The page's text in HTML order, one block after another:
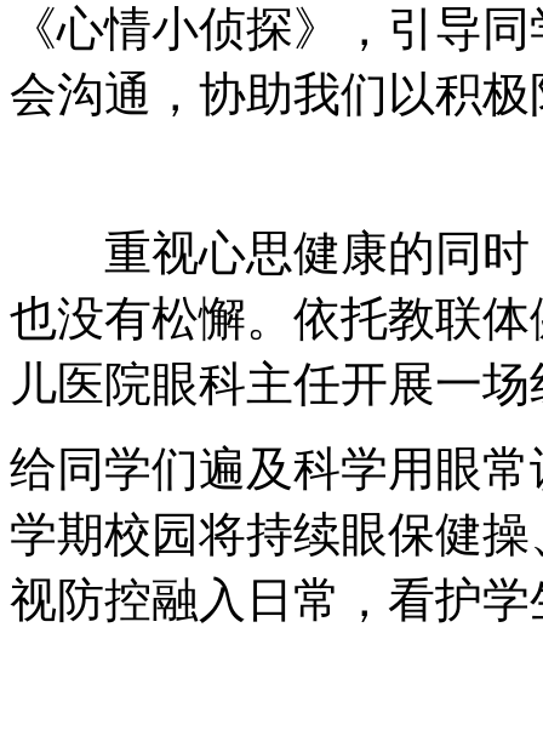
《心情小侦探》，引导同
会沟通，协助我们以积
重视心思健康的同时
也没有松懈。依托教联
儿医院眼科主任开展一场
给同学们遍及科学用眼常识
学期校园将持续眼保健操
视防控融入日常，看护学生